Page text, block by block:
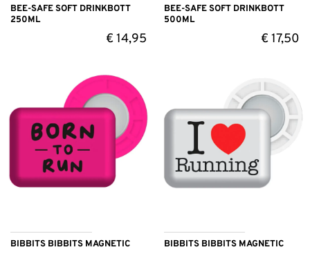
BEE-SAFE SOFT DRINKBOTT
250ML
€14,95
BEE-SAFE SOFT DRINKBOTT
500ML
€17,50
BIBBITS BIBBITS MAGNETIC BIBBITS BIBBITS MAGNETIC